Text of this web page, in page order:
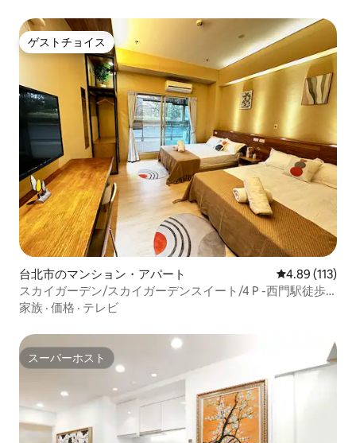
ゲストチョイス
ゲストチョイス
台北市のマンション・アパート レビュー113
4.89 (113)
スカイガーデン/スカイガーデンスイート/4 P -西門駅徒歩3
分
家族 · 価格 · テレビ
スーパーホスト
スーパーホスト